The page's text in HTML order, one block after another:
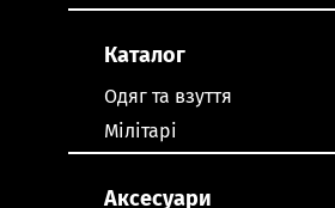
Каталог
Одяг та взуття
Мілітарі
Аксесуари